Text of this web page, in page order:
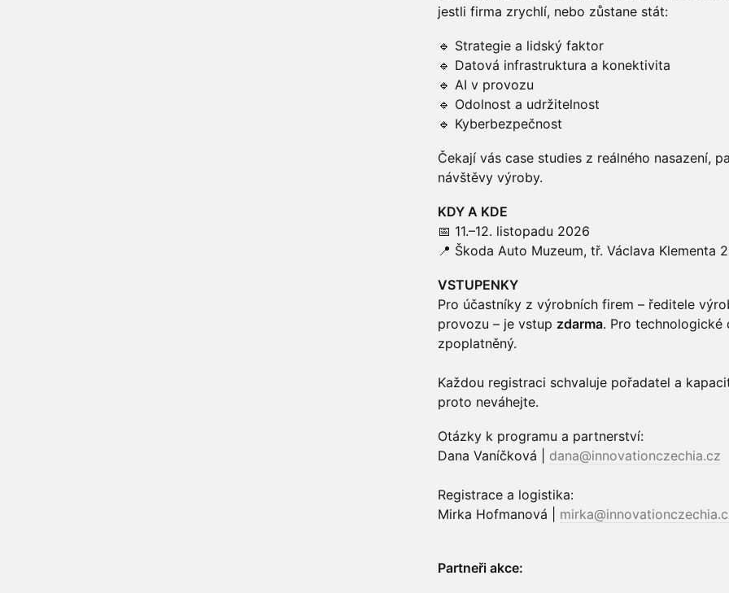
jestli firma zrychlí, nebo zůstane stát:
🔹 Strategie a lidský faktor
🔹 Datová infrastruktura a konektivita
🔹 AI v provozu
🔹 Odolnost a udržitelnost
🔹 Kyberbezpečnost
Čekají vás case studies z reálného nasazení,
návštěvy výroby.
KDY A KDE
📅 11.–12. listopadu 2026
📍 Škoda Auto Muzeum, tř. Václava Klementa
VSTUPENKY
Pro účastníky z výrobních firem – ředitele
provozu – je vstup zdarma. Pro technologické
zpoplatněný.
Každou registraci schvaluje pořadatel a
proto neváhejte.
Otázky k programu a partnerství:
Dana Vaníčková | dana@innovationczechia.cz
Registrace a logistika:
Mirka Hofmanová |
Partneři akce: